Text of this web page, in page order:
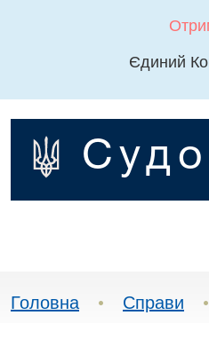
Єдиний
Головна • Справи •